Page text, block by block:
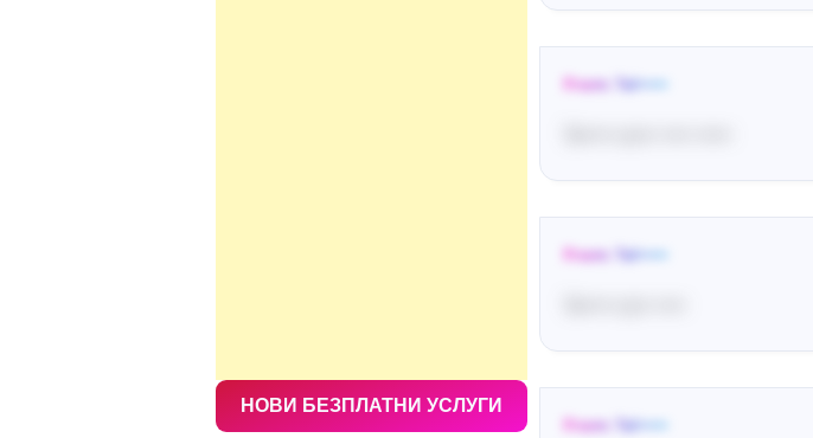
НОВИ БЕЗПЛАТНИ УСЛУГИ
From: Tel•••••
From: Tel•••••
From: Tel•••••